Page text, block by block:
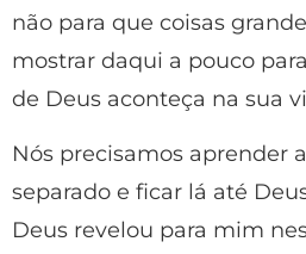
não para que coisas
mostrar daqui a pouco
de Deus aconteça na sua
Nós precisamos aprender
separado e ficar lá até
Deus revelou para mim